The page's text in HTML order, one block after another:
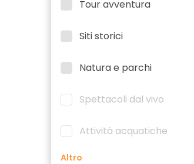
Tour avventura
Siti storici
Natura e parchi
Spettacoli dal vivo
Attività acquatiche
Altro